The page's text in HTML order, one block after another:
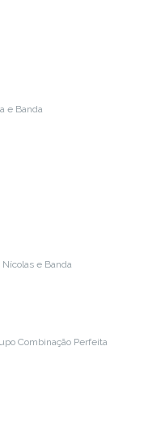
e Banda
e Banda
Combinação Perfeita